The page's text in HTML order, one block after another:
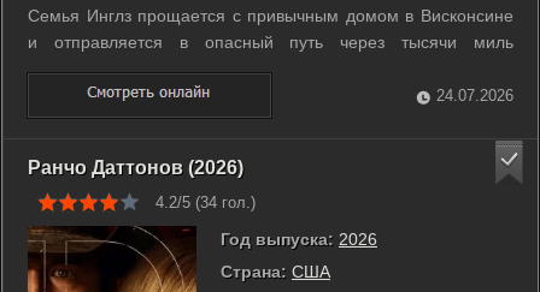
Семья Инглз прощается с привычным домом в Висконсине
и отправляется в опасный путь через тысячи миль
американского фронтира. Чарльз Инглз везет жену и
дочерей в хрупком крытом фургоне, где каждый шаг
становится проверкой на прочность. По ...
24.07.2026
Ранчо Даттонов (2026)
4.2/5 (34 гол.)
Год выпуска: 2026
Страна: США